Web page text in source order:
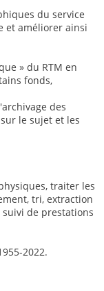
du service
et améliorer ainsi
» du RTM en
fonds,
des
le sujet et les
traiter les
tri, extraction
de prestations
2022.